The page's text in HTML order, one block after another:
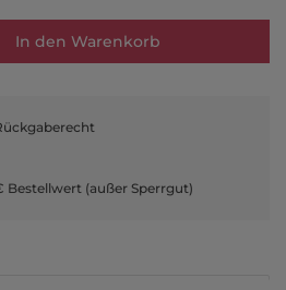
In den Warenkorb
Bestellwert (außer Sperrgut)